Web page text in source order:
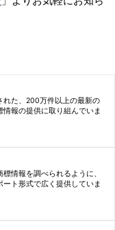
れた、200万件以上の最新の
報の提供に取り組んでいま
情報を調べられるように、
ト形式で広く提供していま